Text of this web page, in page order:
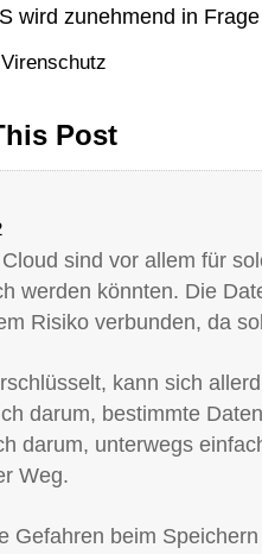
wird zunehmend in
Virenschutz
Post
sind vor allem für
werden könnten. Die
Risiko verbunden, da
kann sich
darum, bestimmte
darum, unterwegs
Weg.
Gefahren beim